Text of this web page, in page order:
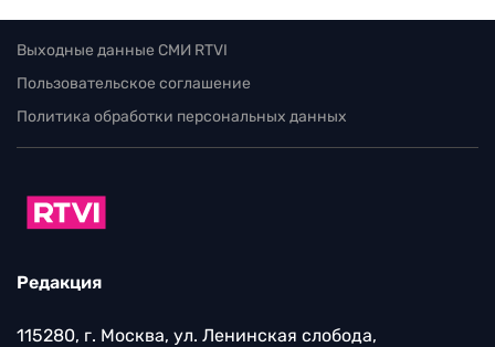
Выходные данные СМИ RTVI
Пользовательское соглашение
Политика обработки персональных данных
Редакция
115280, г. Москва, ул. Ленинская слобода,